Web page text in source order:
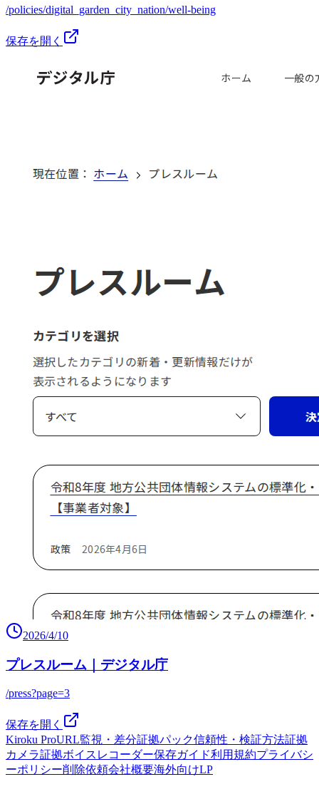
/policies/digital_garden_city_nation/well-being
保存を開く
2026/4/10
プレスルーム｜デジタル庁
/press?page=3
保存を開く
Kiroku ProURL監視・差分証拠パック信頼性・検証方法証拠
カメラ証拠ボイスレコーダー保存ガイド利用規約プライバシ
ーポリシー削除依頼会社概要海外向けLP